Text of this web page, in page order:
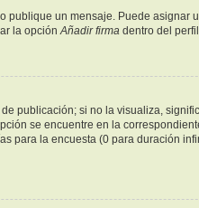
publique un mensaje. Puede asignar
la opciónAñadir firma dentro del
publicación; si no la visualiza,
se encuentre en la
para la encuesta (0 para duración